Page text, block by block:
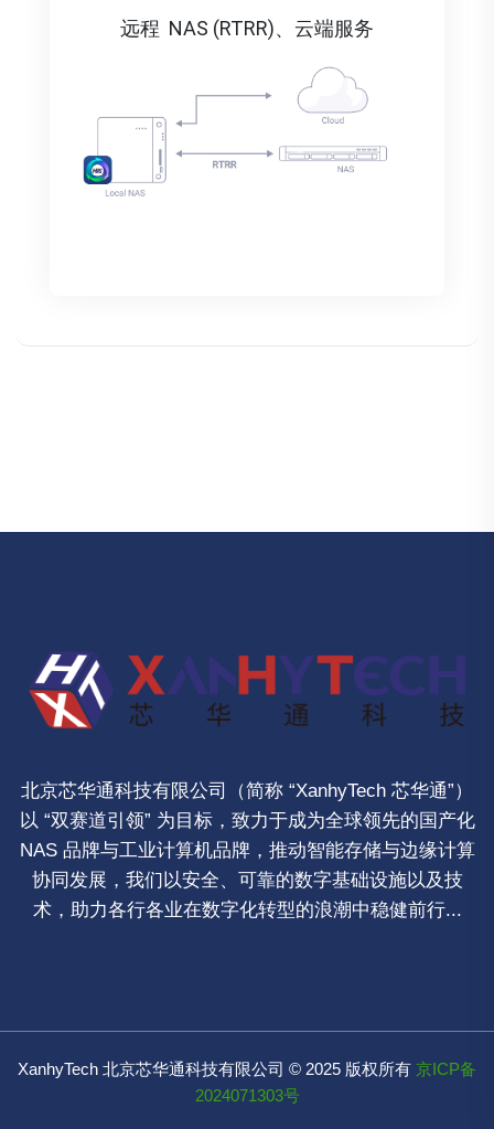
远程 NAS (RTRR)、云端服务
北京芯华通科技有限公司（简称 “XanhyTech 芯华通”）
以 “双赛道引领” 为目标，致力于成为全球领先的国产化
NAS 品牌与工业计算机品牌，推动智能存储与边缘计算
协同发展，我们以安全、可靠的数字基础设施以及技
术，助力各行各业在数字化转型的浪潮中稳健前行...
XanhyTech 北京芯华通科技有限公司 © 2025 版权所有 京ICP备
2024071303号